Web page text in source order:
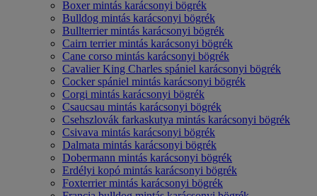
Boxer mintás karácsonyi bögrék
Bulldog mintás karácsonyi bögrék
Bullterrier mintás karácsonyi bögrék
Cairn terrier mintás karácsonyi bögrék
Cane corso mintás karácsonyi bögrék
Cavalier King Charles spániel karácsonyi bögrék
Cocker spániel mintás karácsonyi bögrék
Corgi mintás karácsonyi bögrék
Csaucsau mintás karácsonyi bögrék
Csehszlovák farkaskutya mintás karácsonyi bögrék
Csivava mintás karácsonyi bögrék
Dalmata mintás karácsonyi bögrék
Dobermann mintás karácsonyi bögrék
Erdélyi kopó mintás karácsonyi bögrék
Foxterrier mintás karácsonyi bögrék